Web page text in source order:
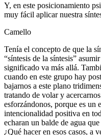
Y, en este posicionamiento
muy fácil aplicar nuestra
Camello
Tenía el concepto de que la
“síntesis de la síntesis”
significado va más allá.
cuando en este grupo hay
bajarnos a este plano
tratando de volar y
esforzándonos, porque es un
intencionalidad positiva en
echaran un balde de agua
¿Qué hacer en esos casos, a